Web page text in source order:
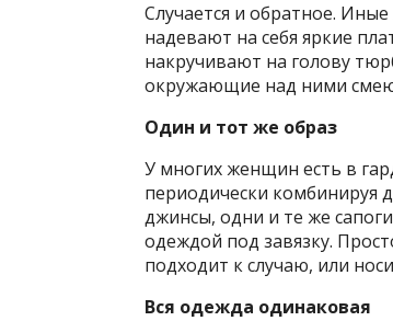
Случается и обратное.
надевают на себя яркие
накручивают на голову
окружающие над ними
Один и тот же образ
У многих женщин есть в
периодически комбинируя
джинсы, одни и те же
одеждой под завязку.
подходит к случаю, или
Вся одежда одинаковая